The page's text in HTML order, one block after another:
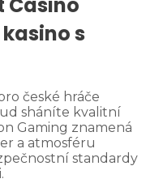
Casino
s
české hráče
sháníte kvalitní
Gaming znamená
a atmosféru
standardy